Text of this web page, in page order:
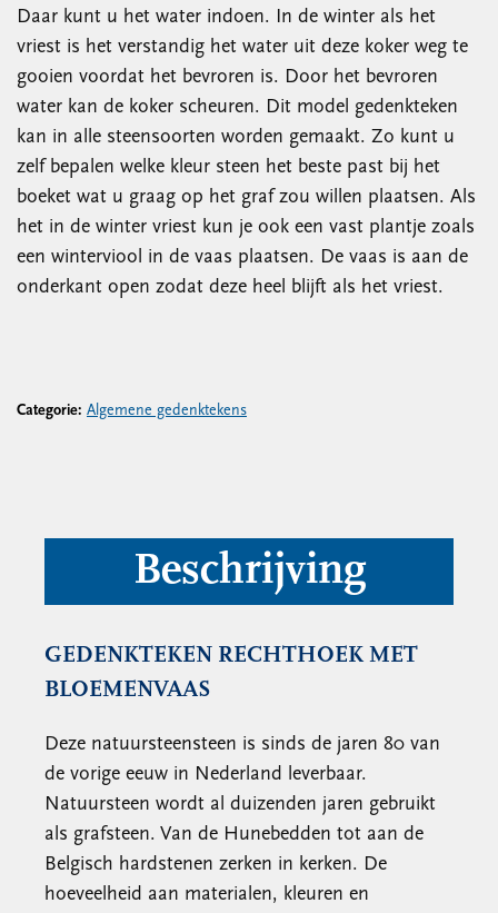
Daar kunt u het water indoen. In de winter als het
vriest is het verstandig het water uit deze koker weg te
gooien voordat het bevroren is. Door het bevroren
water kan de koker scheuren. Dit model gedenkteken
kan in alle steensoorten worden gemaakt. Zo kunt u
zelf bepalen welke kleur steen het beste past bij het
boeket wat u graag op het graf zou willen plaatsen. Als
het in de winter vriest kun je ook een vast plantje zoals
een winterviool in de vaas plaatsen. De vaas is aan de
onderkant open zodat deze heel blijft als het vriest.
Categorie: Algemene gedenktekens
Beschrijving
GEDENKTEKEN RECHTHOEK MET
BLOEMENVAAS
Deze natuursteensteen is sinds de jaren 80 van
de vorige eeuw in Nederland leverbaar.
Natuursteen wordt al duizenden jaren gebruikt
als grafsteen. Van de Hunebedden tot aan de
Belgisch hardstenen zerken in kerken. De
hoeveelheid aan materialen, kleuren en